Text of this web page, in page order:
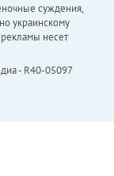
суждения,
украинскому
рекламы несет
- R40-05097